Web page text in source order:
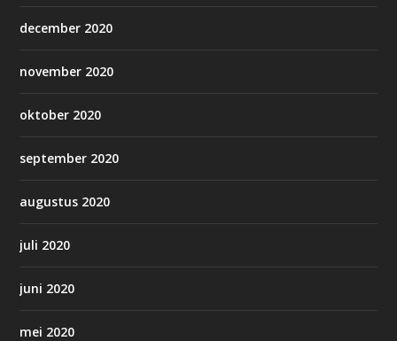
december 2020
november 2020
oktober 2020
september 2020
augustus 2020
juli 2020
juni 2020
mei 2020